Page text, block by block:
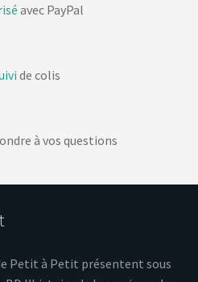
avec PayPal
de colis
à vos questions
Petit à Petit présentent sous